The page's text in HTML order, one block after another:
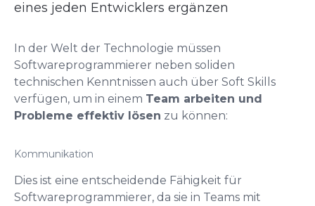
eines jeden Entwicklers ergänzen
In der Welt der Technologie müssen
Softwareprogrammierer neben soliden
technischen Kenntnissen auch über Soft Skills
verfügen, um in einem Team arbeiten und
Probleme effektiv lösen zu können:
Kommunikation
Dies ist eine entscheidende Fähigkeit für
Softwareprogrammierer, da sie in Teams mit